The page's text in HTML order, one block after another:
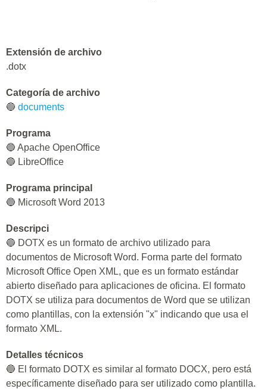
Extensión de archivo
.dotx
Categoría de archivo
🔵 documents
Programa
🔵 Apache OpenOffice
🔵 LibreOffice
Programa principal
🔵 Microsoft Word 2013
Descripci
🔵 DOTX es un formato de archivo utilizado para
documentos de Microsoft Word. Forma parte del formato
Microsoft Office Open XML, que es un formato estándar
abierto diseñado para aplicaciones de oficina. El formato
DOTX se utiliza para documentos de Word que se utilizan
como plantillas, con la extensión "x" indicando que usa el
formato XML.
Detalles técnicos
🔵 El formato DOTX es similar al formato DOCX, pero está
específicamente diseñado para ser utilizado como plantilla.